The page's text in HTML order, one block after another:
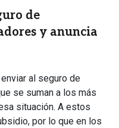
de
y anuncia
al seguro de
se suman a los más
situación. A estos
por lo que en los